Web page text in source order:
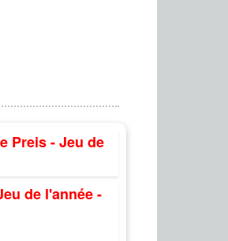
Preis - Jeu de
de l'année -